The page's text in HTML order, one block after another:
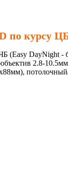
по курсу
DayNight -
2.8-